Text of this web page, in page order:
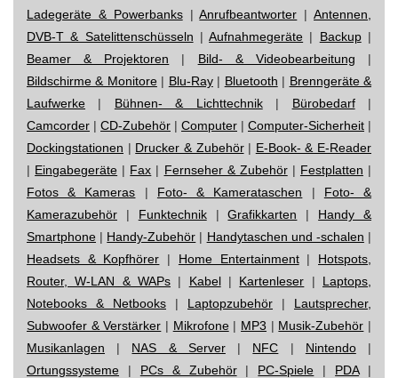
Ladegeräte & Powerbanks|Anrufbeantworter |Antennen,
DVB-T & Satelittenschüsseln |Aufnahmegeräte | Backup|
Beamer & Projektoren | Bild- & Videobearbeitung |
Bildschirme & Monitore| Blu-Ray| Bluetooth | Brenngeräte &
Laufwerke | Bühnen- & Lichttechnik| Bürobedarf|
Camcorder | CD-Zubehör | Computer | Computer-Sicherheit |
Dockingstationen | Drucker & Zubehör| E-Book- & E-Reader
| Eingabegeräte | Fax | Fernseher & Zubehör| Festplatten |
Fotos & Kameras | Foto- & Kamerataschen | Foto- &
Kamerazubehör | Funktechnik|Grafikkarten | Handy &
Smartphone | Handy-Zubehör | Handytaschen und -schalen |
Headsets & Kopfhörer | Home Entertainment| Hotspots,
Router, W-LAN & WAPs | Kabel| Kartenleser | Laptops,
Notebooks & Netbooks | Laptopzubehör | Lautsprecher,
Subwoofer & Verstärker | Mikrofone| MP3 | Musik-Zubehör |
Musikanlagen | NAS & Server| NFC | Nintendo|
Ortungssysteme | PCs & Zubehör| PC-Spiele | PDA|